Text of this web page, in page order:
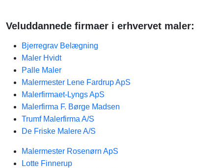
Veluddannede firmaer i erhvervet maler:
Bjerregrav Belægning
Maler Hvidt
Palle Maler
Malermester Lene Fardrup ApS
Malerfirmaet-Lyngs ApS
Malerfirma F. Børge Madsen
Trumf Malerfirma A/S
De Friske Malere A/S
Malermester Rosenørn ApS
Lotte Finnerup